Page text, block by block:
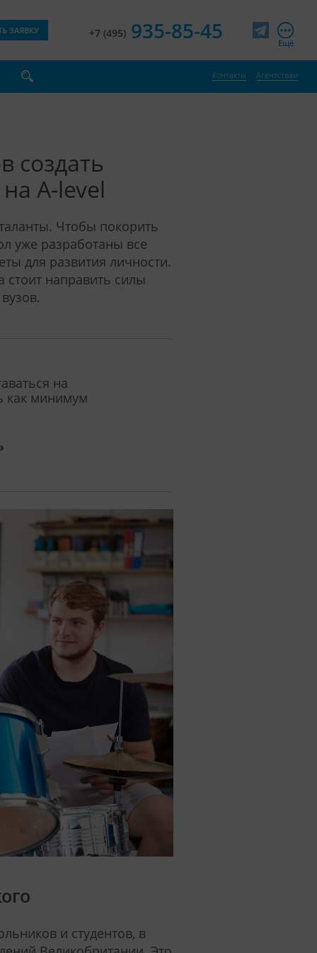
ЗАЯВКУ +7 (495) 935-85-45 Ещё
Контакты Агентствам
создать
A-level
Чтобы покорить
уже разработаны все
для развития личности.
направить силы
на
как минимум
и студентов, в